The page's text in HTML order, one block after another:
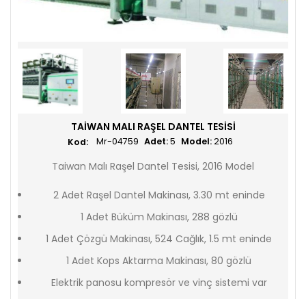
TAIWAN MALI RAŞEL DANTEL TESISI
Adet:5 Model:2016
Mr-04759
Taiwan Malı Raşel Dantel Tesisi, 2016 Model
2 Adet Raşel Dantel Makinası, 3.30 mt eninde
1 Adet Büküm Makinası, 288 gözlü
1 Adet Çözgü Makinası, 524 Cağlık, 1.5 mt eninde
1 Adet Kops Aktarma Makinası, 80 gözlü
Elektrik panosu kompresör ve vinç sistemi var